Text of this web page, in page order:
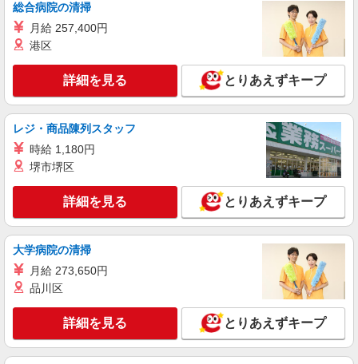
詳細を見る
株式会社kotrio /●TC-H-1895825
分倍河原駅＊医療現場を支える看護助手＊嬉し
い高時給◎研修あり
時給1600円〜2250円 ＜日払い有/週払い有/交
キープ 詳細を見る
紹介予定派遣
株式会社トラストグロース 新宿本社 第2営業部
時給：2000円〜2200円 ※資格・経験により異
なる
東京都府中市
総合病院の清掃
月給 257,400円
港区
詳細を見る とりあえずキープ
レジ・商品陳列スタッフ
時給 1,180円
堺市堺区
詳細を見る とりあえずキープ
大学病院の清掃
月給 273,650円
品川区
詳細を見る とりあえずキープ